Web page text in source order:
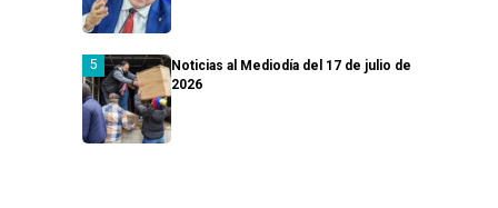
Noticias al Mediodía del 17 de julio de
2026